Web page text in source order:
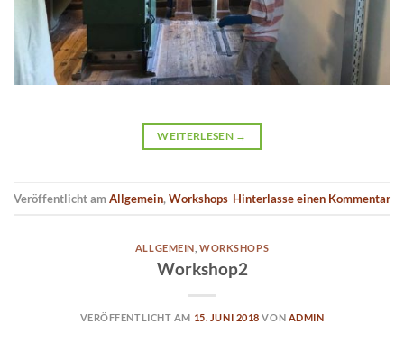
WEITERLESEN →
Veröffentlicht amAllgemein, Workshops Hinterlasse einen Kommentar
ALLGEMEIN ,WORKSHOPS
Workshop2
VERÖFFENTLICHT AM 15. JUNI 2018 VON ADMIN